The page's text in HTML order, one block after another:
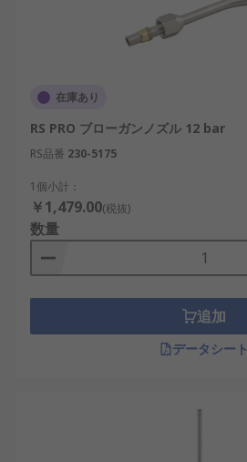
在庫あり
RS PRO ブローガンノズル 12 bar
RS品番 230-5175
1個小計：
￥1,479.00(税抜)
数量
追加
データシート